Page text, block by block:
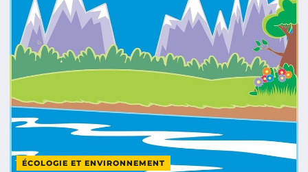
ÉCOLOGIE ET ENVIRONNEMENT